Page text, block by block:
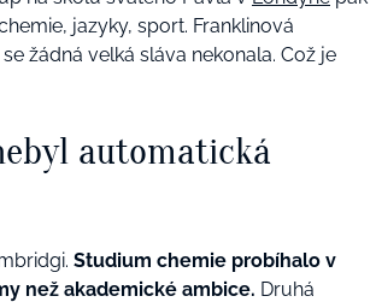
jazyky, sport. Franklinová
žádná velká sláva nekonala. Což je
automatická
Studium chemie probíhalo v
než akademické ambice. Druhá